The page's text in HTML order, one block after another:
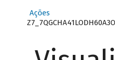
Ações